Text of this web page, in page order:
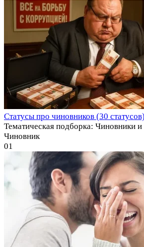
Статусы про чиновников (30 статусов)
Тематическая подборка: Чиновники и
Чиновник
01